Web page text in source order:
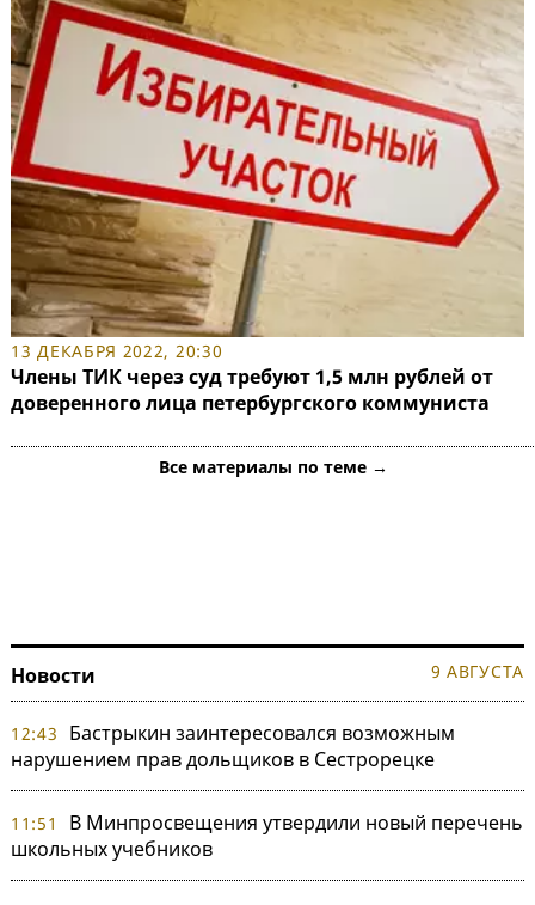
13 ДЕКАБРЯ 2022, 20:30
Члены ТИК через суд требуют 1,5 млн рублей от
доверенного лица петербургского коммуниста
Все материалы по теме →
Новости 9 АВГУСТА
12:43
Бастрыкин заинтересовался возможным
нарушением прав дольщиков в Сестрорецке
11:51
В Минпросвещения утвердили новый перечень
школьных учебников